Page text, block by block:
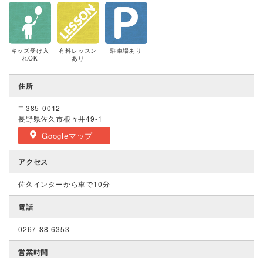
キッズ受け入
れOK
有料レッスン
あり
駐車場あり
住所
〒385-0012
長野県佐久市根々井49-1
Googleマップ
アクセス
佐久インターから車で10分
電話
0267-88-6353
営業時間